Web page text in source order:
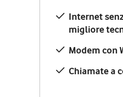
Internet
migliore
Modem con
Chiamate a